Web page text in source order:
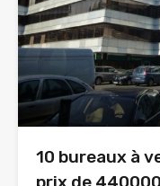
10 bureaux à
prix de